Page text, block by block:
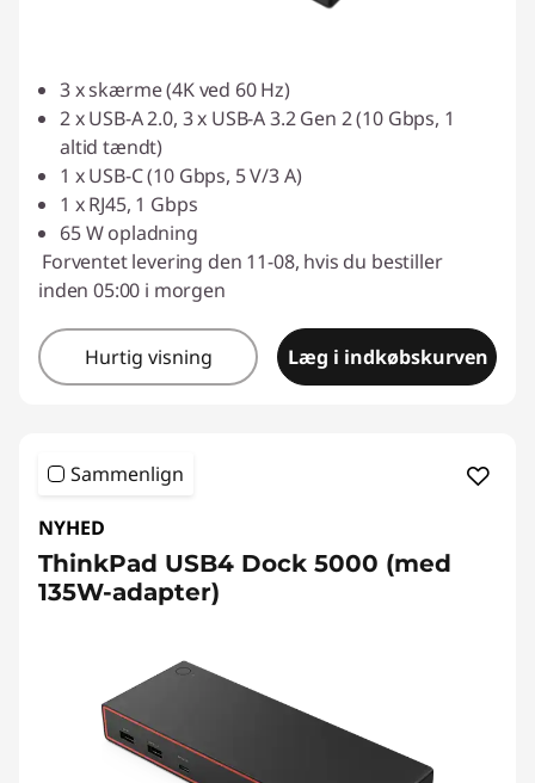
3 x skærme (4K ved 60 Hz)
2 x USB-A 2.0, 3 x USB-A 3.2 Gen 2 (10 Gbps, 1
altid tændt)
1 x USB-C (10 Gbps, 5 V/3 A)
1 x RJ45, 1 Gbps
65 W opladning
Forventet levering den 11-08, hvis du bestiller
inden 05:00 i morgen
Hurtig visning Læg i indkøbskurven
Sammenlign
NYHED
ThinkPad USB4 Dock 5000 (med
135W-adapter)